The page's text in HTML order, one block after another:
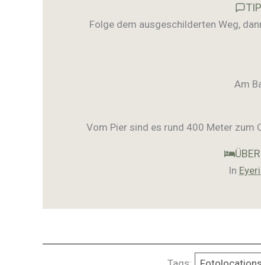
Folge dem ausgeschilderten Weg,
Am
Vom Pier sind es rund 400 Meter zum
In